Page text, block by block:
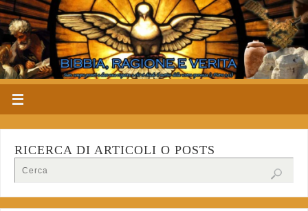
RICERCA DI ARTICOLI O POSTS